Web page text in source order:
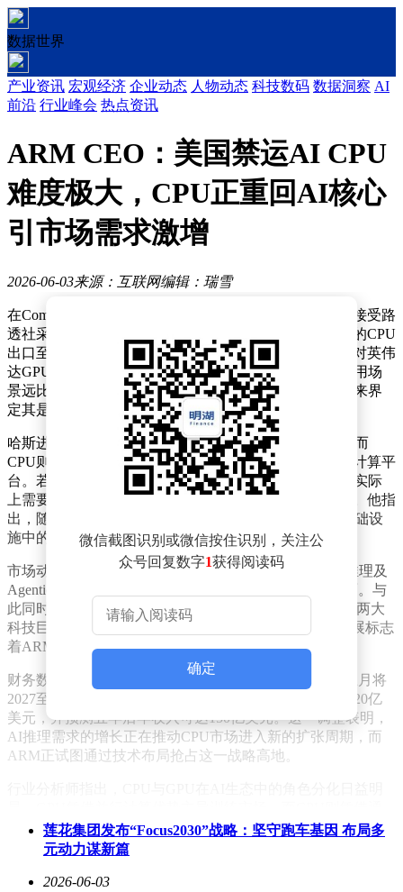
数据世界
产业资讯 宏观经济 企业动态 人物动态 科技数码 数据洞察 AI
前沿 行业峰会 热点资讯
ARM CEO：美国禁运AI CPU
难度极大，CPU正重回AI核心
引市场需求激增
2026-06-03来源：互联网编辑：瑞雪
在Computex 2026展会期间，ARM首席执行官雷内·哈斯接受路
透社采访时表示，美国若试图全面禁止可用于人工智能的CPU
出口至中国，将面临几乎无法实现的挑战，其难度远超对英伟
达GPU的管控。他强调，CPU作为通用计算核心，其应用场
景远比GPU复杂，难以通过简单的性能参数或带宽限制来界
定其是否专用于AI领域。
哈斯进一步解释称，GPU主要用于AI训练等特定场景，而
CPU则广泛渗透于服务器、个人电脑、移动设备等各类计算平
台。若美国试图以类似管控GPU的方式限制CPU出口，实际
上需要封锁所有类型的CPU，这显然不具备现实操作性。他指
出，随着AI产业从训练主导转向推理驱动，CPU在AI基础设
施中的核心地位正在重新凸显。
市场动态印证了这一趋势。英特尔和AMD近期均因AI推理及
Agentic AI应用的爆发式增长，面临CPU需求激增的局面。与
此同时，ARM宣布其自研AGI CPU已获得甲骨文和me
ta两大
科技巨头的采用，其中me ta成为首批客户之一。这一进展标志
着ARM在AI芯片领域的竞争力进一步提升。
财务数据也反映出市场对AGI CPU的强烈需求。ARM上月将
2027至2028财年的AGI CPU需求预期从10亿美元上调至20亿
美元，并预测五年后年收入可达150亿美元。这一调整表明，
AI推理需求的增长正在推动CPU市场进入新的扩张周期，而
ARM正试图通过技术布局抢占这一战略高地。
用性和低延迟特性，在推理场景中占据不可替代的地位。随着
大模型应用从云端向边缘设备扩散，CPU的市场空间有望进一
业化进程。
微信截图识别或微信按住识别，关注公
众号回复数字1获得阅读码
确定
莲花集团发布“Focus2030”战略：坚守跑车基因 布局多
元动力谋新篇
2026-06-03